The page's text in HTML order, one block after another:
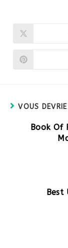
VOUS
Book Of
Best